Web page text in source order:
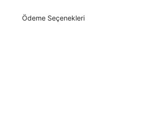
Ödeme Seçenekleri